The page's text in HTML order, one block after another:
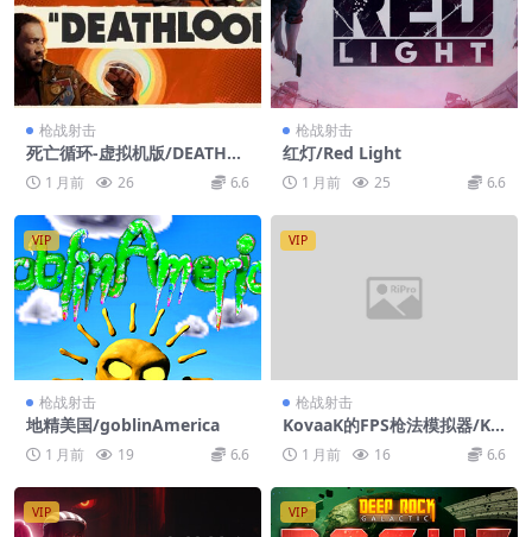
枪战射击
死亡循环-虚拟机版/DEATHLO
OP HYPERVISOR
1 月前 26 6.6
枪战射击
红灯/Red Light
1 月前 25 6.6
VIP
枪战射击
地精美国/goblinAmerica
1 月前 19 6.6
VIP
枪战射击
KovaaK的FPS枪法模拟器/Ko
vaaK’s FPS Aim Trainer
1 月前 16 6.6
VIP VIP